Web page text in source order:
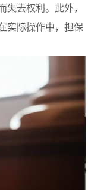
去权利。此外，
实际操作中，担保